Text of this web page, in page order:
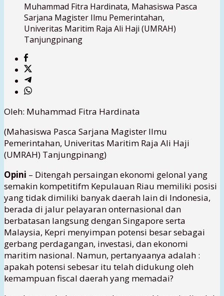
Muhammad Fitra Hardinata, Mahasiswa Pasca
Sarjana Magister Ilmu Pemerintahan,
Univeritas Maritim Raja Ali Haji (UMRAH)
Tanjungpinang
Oleh: Muhammad Fitra Hardinata
(Mahasiswa Pasca Sarjana Magister Ilmu
Pemerintahan, Univeritas Maritim Raja Ali Haji
(UMRAH) Tanjungpinang)
Opini – Ditengah persaingan ekonomi gelonal yang
semakin kompetitifm Kepulauan Riau memiliki posisi
yang tidak dimiliki banyak daerah lain di Indonesia,
berada di jalur pelayaran onternasional dan
berbatasan langsung dengan Singapore serta
Malaysia, Kepri menyimpan potensi besar sebagai
gerbang perdagangan, investasi, dan ekonomi
maritim nasional. Namun, pertanyaanya adalah :
apakah potensi sebesar itu telah didukung oleh
kemampuan fiscal daerah yang memadai?